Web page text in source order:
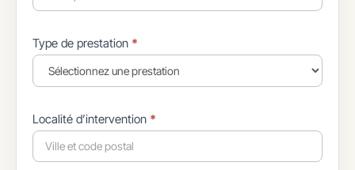
Type de prestation *
Localité d’intervention *